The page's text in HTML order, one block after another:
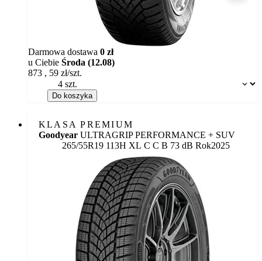
Dostępność:
Darmowa dostawa 0 zł
u Ciebie Środa (12.08)
873 , 59 zł/szt.
Do koszyka
KLASA PREMIUM
Goodyear ULTRAGRIP PERFORMANCE + SUV
265/55R19 113H XL Etykieta:
C C B 73 dB Rok2025